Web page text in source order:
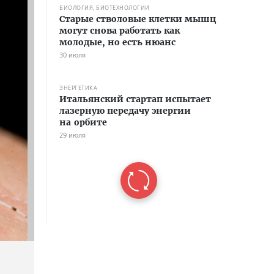
БИОЛОГИЯ, БИОТЕХНОЛОГИИ
Старые стволовые клетки мышц
могут снова работать как
молодые, но есть нюанс
30 июля
ЭНЕРГЕТИКА
Итальянский стартап испытает
лазерную передачу энергии
на орбите
29 июля